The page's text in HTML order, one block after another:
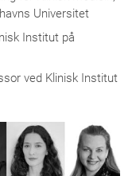
Universitet
Institut på
ved Klinisk Institut